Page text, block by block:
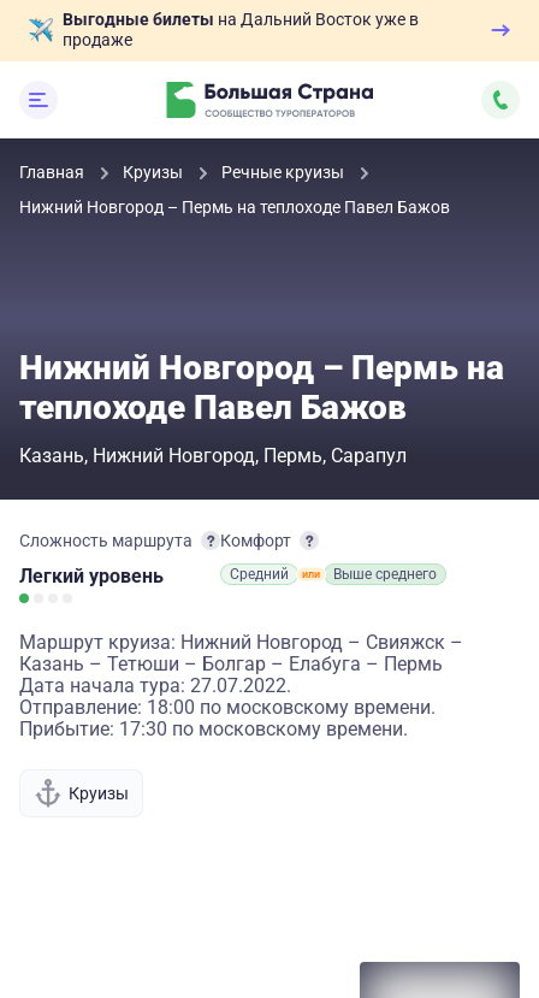
Выгодные билеты на Дальний Восток уже в
продаже
Главная Круизы
Речные круизы
Нижний Новгород – Пермь на теплоходе Павел Бажов
Нижний Новгород – Пермь на
теплоходе Павел Бажов
Казань Нижний Новгород Пермь Сарапул
Сложность маршрута
Легкий уровень
Комфорт
Средний Выше среднего
Маршрут круиза: Нижний Новгород – Свияжск –
Казань – Тетюши – Болгар – Елабуга – Пермь
Дата начала тура: 27.07.2022.
Отправление: 18:00 по московскому времени.
Прибытие: 17:30 по московскому времени.
Круизы